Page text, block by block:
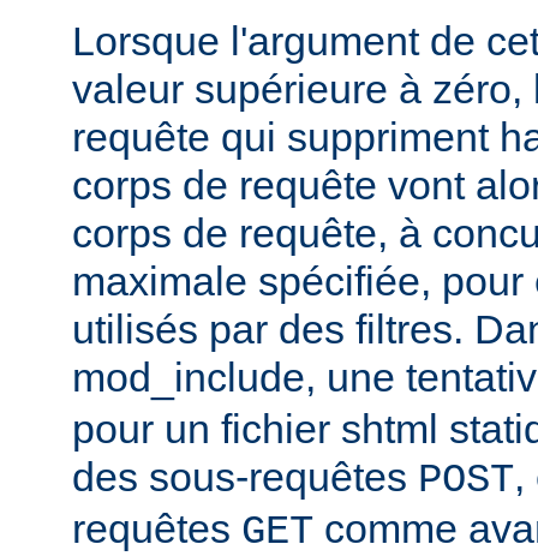
Lorsque l'argument de
valeur supérieure à
requête qui suppriment
corps de requête vont
corps de requête, à
maximale spécifiée,
utilisés par des filtres.
mod_include, une
pour un fichier shtml
des sous-requêtes POST,
requêtes GET comme